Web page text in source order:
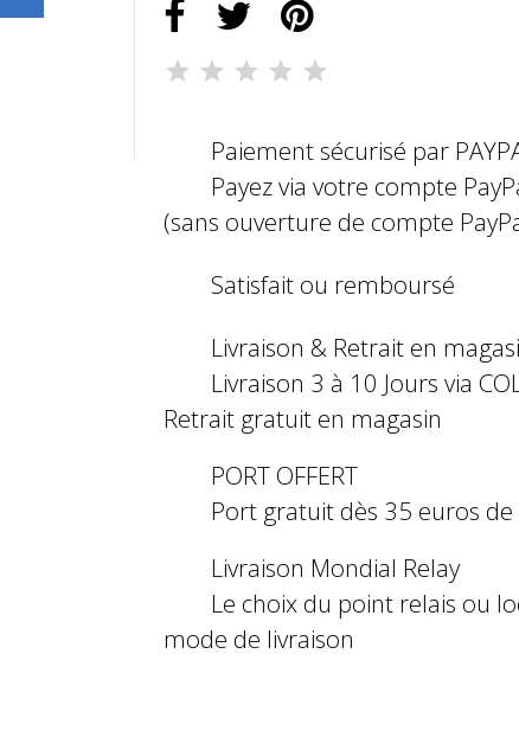
Paiement sécurisé par
Payez via votre compte
(sans ouverture de compte
Satisfait ou remboursé
Livraison & Retrait en
Livraison 3 à 10 Jours via
Retrait gratuit en magasin
PORT OFFERT
Port gratuit dès 35 euros
Livraison Mondial Relay
Le choix du point relais ou
mode de livraison